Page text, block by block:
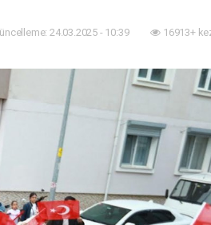
24.03.2025 - 10:39 16913+